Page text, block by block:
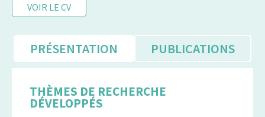
VOIR LE CV
PRÉSENTATION PUBLICATIONS
THÈMES DE RECHERCHE
DÉVELOPPÉS